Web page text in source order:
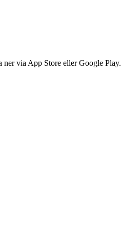
ner via App Store eller Google Play.